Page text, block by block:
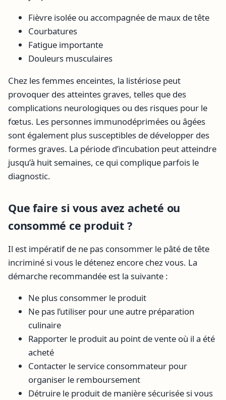
Fièvre isolée ou accompagnée de maux de tête
Courbatures
Fatigue importante
Douleurs musculaires
Chez les femmes enceintes, la listériose peut
provoquer des atteintes graves, telles que des
complications neurologiques ou des risques pour le
fœtus. Les personnes immunodéprimées ou âgées
sont également plus susceptibles de développer des
formes graves. La période d’incubation peut atteindre
jusqu’à huit semaines, ce qui complique parfois le
diagnostic.
Que faire si vous avez acheté ou
consommé ce produit ?
Il est impératif de ne pas consommer le pâté de tête
incriminé si vous le détenez encore chez vous. La
démarche recommandée est la suivante :
Ne plus consommer le produit
Ne pas l’utiliser pour une autre préparation
culinaire
Rapporter le produit au point de vente où il a été
acheté
Contacter le service consommateur pour
organiser le remboursement
Détruire le produit de manière sécurisée si vous